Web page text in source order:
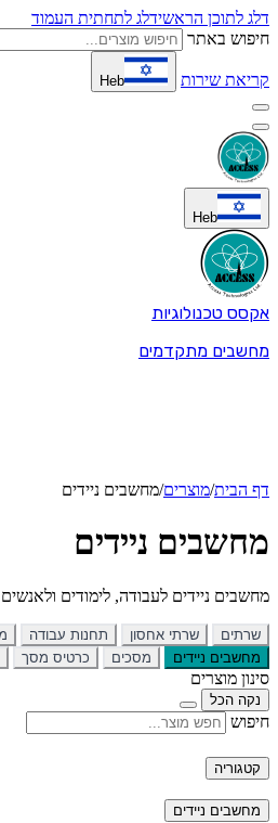
דלג לתוכן הראשידלג לתחתית העמוד
חיפוש באתר
קריאת שירות Heb
Heb
אקסס טכנולוגיות
מחשבים מתקדמים
דף הבית/מוצרים/מחשבים ניידים
מחשבים ניידים
מחשבים ניידים לעבודה, לימודים
שרתים שרתי אחסון תחנות עבודה
מחשבים ניידים
מסכים כרטיס מסך
סינון מוצרים
נקה הכל
חיפוש
קטגוריה
מחשבים ניידים